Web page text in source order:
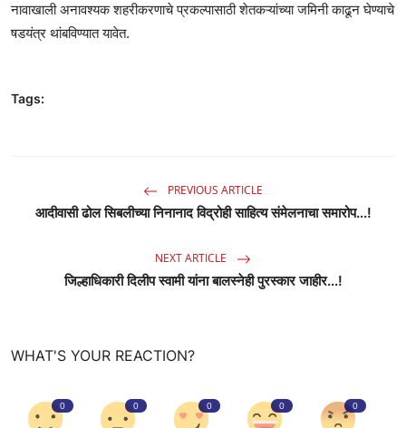
नावाखाली अनावश्यक शहरीकरणाचे प्रकल्पासाठी शेतकऱ्यांच्या जमिनी काढून घेण्याचे
षडयंत्र थांबविण्यात यावेत.
Tags:
PREVIOUS ARTICLE
आदीवासी ढोल सिबलीच्या निनानाद विद्रोही साहित्य संमेलनाचा समारोप...!
NEXT ARTICLE
जिल्हाधिकारी दिलीप स्वामी यांना बालस्नेही पुरस्कार जाहीर...!
WHAT'S YOUR REACTION?
0 0 0 0 0